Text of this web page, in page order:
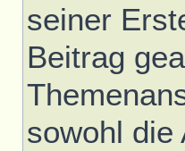
seiner
Beitrag
sowohl die